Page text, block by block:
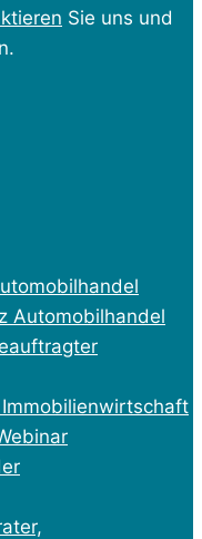
Sie uns und
Automobilhandel